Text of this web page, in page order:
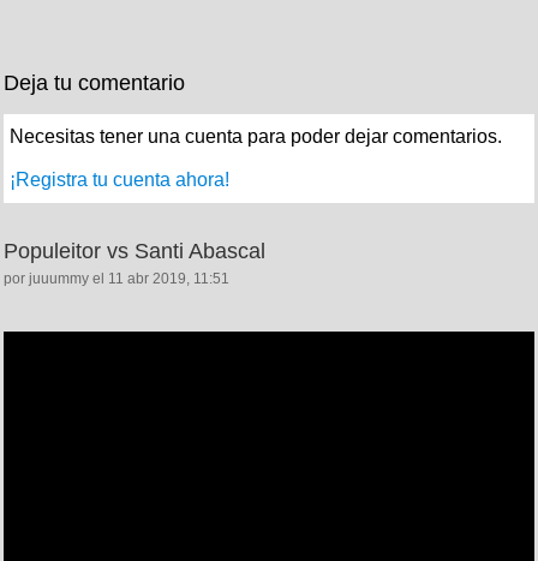
Deja tu comentario
Necesitas tener una cuenta para poder dejar comentarios.
¡Registra tu cuenta ahora!
Populeitor vs Santi Abascal
por juuummy el 11 abr 2019, 11:51